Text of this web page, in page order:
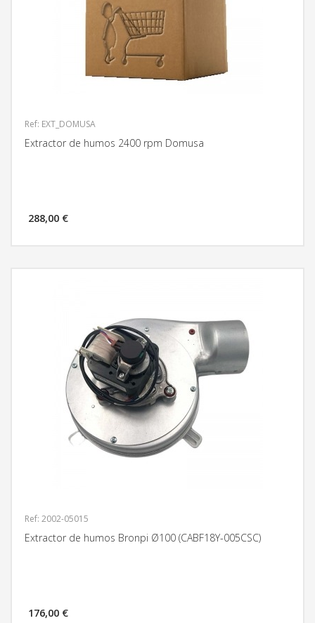
Ref: EXT_DOMUSA
Extractor de humos 2400 rpm Domusa
288,00 €
Ref: 2002-05015
Extractor de humos Bronpi Ø100 (CABF18Y-005CSC)
176,00 €